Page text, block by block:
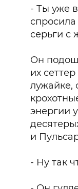
- Ты уже
серьги с
Он
их
лужайке,
энергии
и
- Ну так